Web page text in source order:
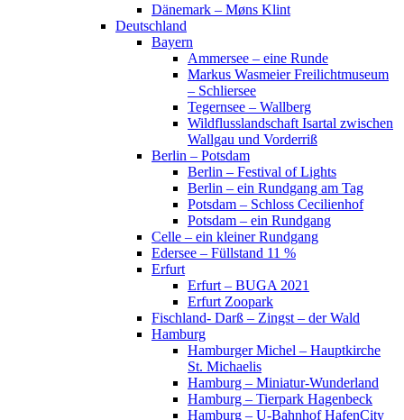
Dänemark – Møns Klint
Deutschland
Bayern
Ammersee – eine Runde
Markus Wasmeier Freilichtmuseum
– Schliersee
Tegernsee – Wallberg
Wildflusslandschaft Isartal zwischen
Wallgau und Vorderriß
Berlin – Potsdam
Berlin – Festival of Lights
Berlin – ein Rundgang am Tag
Potsdam – Schloss Cecilienhof
Potsdam – ein Rundgang
Celle – ein kleiner Rundgang
Edersee – Füllstand 11 %
Erfurt
Erfurt – BUGA 2021
Erfurt Zoopark
Fischland- Darß – Zingst – der Wald
Hamburg
Hamburger Michel – Hauptkirche
St. Michaelis
Hamburg – Miniatur-Wunderland
Hamburg – Tierpark Hagenbeck
Hamburg – U-Bahnhof HafenCity